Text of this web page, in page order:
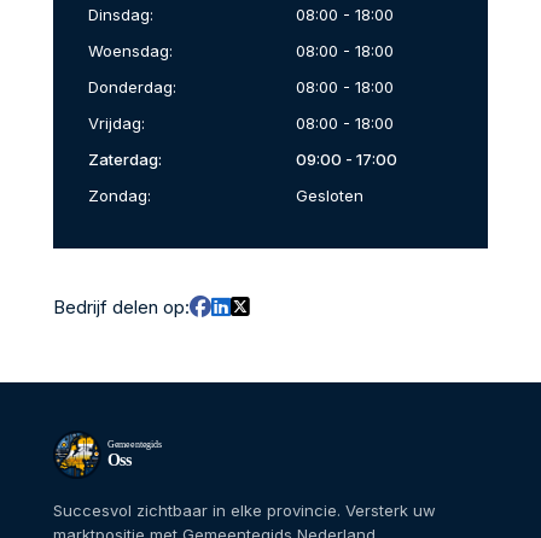
Dinsdag:
08:00 - 18:00
Woensdag:
08:00 - 18:00
Donderdag:
08:00 - 18:00
Vrijdag:
08:00 - 18:00
Zaterdag:
09:00 - 17:00
Zondag:
Gesloten
Bedrijf delen op:
Gemeentegids
Oss
Succesvol zichtbaar in elke provincie. Versterk uw